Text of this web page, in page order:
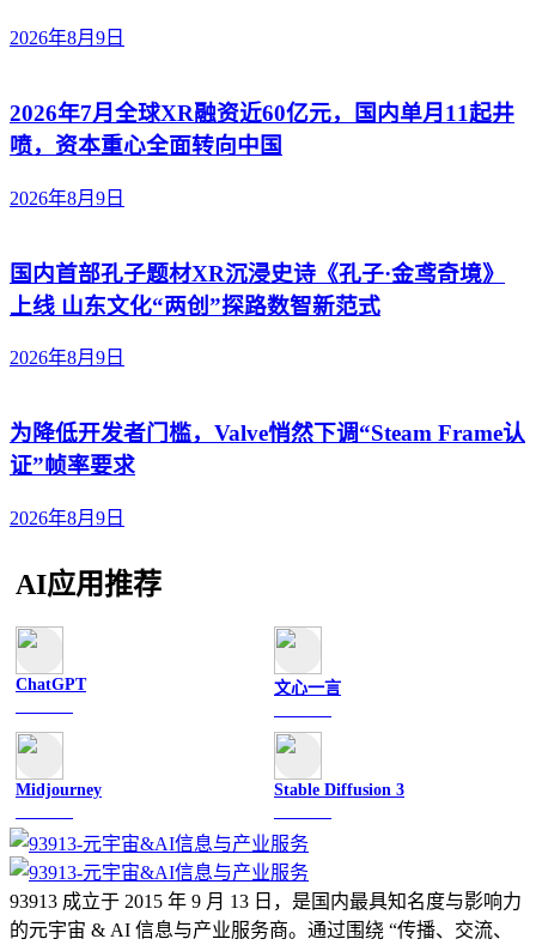
2026年8月9日
2026年7月全球XR融资近60亿元，国内单月11起井
喷，资本重心全面转向中国
2026年8月9日
国内首部孔子题材XR沉浸史诗《孔子·金鸢奇境》
上线 山东文化“两创”探路数智新范式
2026年8月9日
为降低开发者门槛，Valve悄然下调“Steam Frame认
证”帧率要求
2026年8月9日
AI应用推荐
ChatGPT 文心一言
Midjourney Stable Diffusion 3
93913 成立于 2015 年 9 月 13 日，是国内最具知名度与影响力
的元宇宙 & AI 信息与产业服务商。通过围绕 “传播、交流、